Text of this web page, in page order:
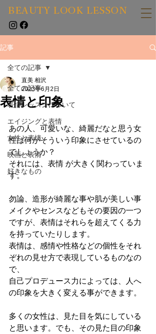
BEAUTY LOOK LESSON
記事
全ての記事
表情レッスンについて
エイジングと表情
女性と表情
映画と表情
好きなもの
全ての記事
表情と印象
直美 相沢
2023年6月2日
あの人、可愛いな、綺麗だなと思う女
性は何がそういう印象にさせているの
でしょうか？
それには、表情 が大きく関わっていま
す。
勿論、造形が綺麗な事や肌が美しい事
メイクやセンスなどもその要因の一つ
ですが、表情はそれらを超えてくる力
を持っていたりします。
表情は、感情や性格などの個性をそれ
ぞれの見せ方で表現しているものなの
で、
自己プロデュース力によっては、人へ
の印象を大きく変える事ができます。
多くの女性は、見た目を気にしている
と思います。でも、その見た目の印象